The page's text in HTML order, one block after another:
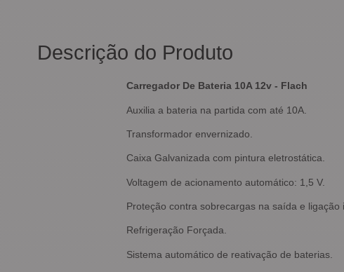
Descrição do Produto
Carregador De Bateria 10A 12v - Flach
Auxilia a bateria na partida com até 10A.
Transformador envernizado.
Caixa Galvanizada com pintura eletrostática.
Voltagem de acionamento automático: 1,5 V.
Proteção contra sobrecargas na saída e ligação
Refrigeração Forçada.
Sistema automático de reativação de baterias.